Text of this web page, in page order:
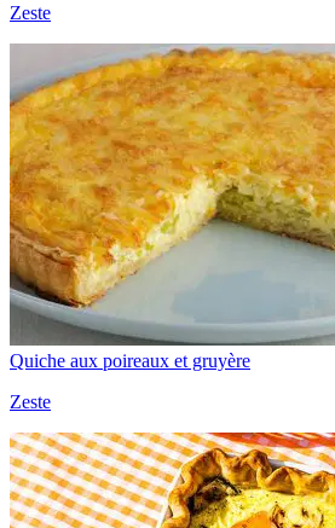
Zeste
Quiche aux poireaux et gruyère
Zeste